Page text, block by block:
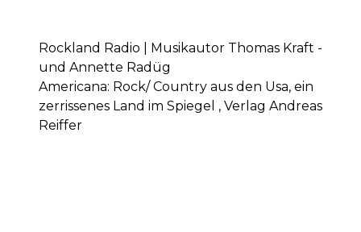
Rockland Radio | Musikautor Thomas Kraft -
und Annette Radüg
Americana: Rock/ Country aus den Usa, ein
zerrissenes Land im Spiegel , Verlag Andreas
Reiffer